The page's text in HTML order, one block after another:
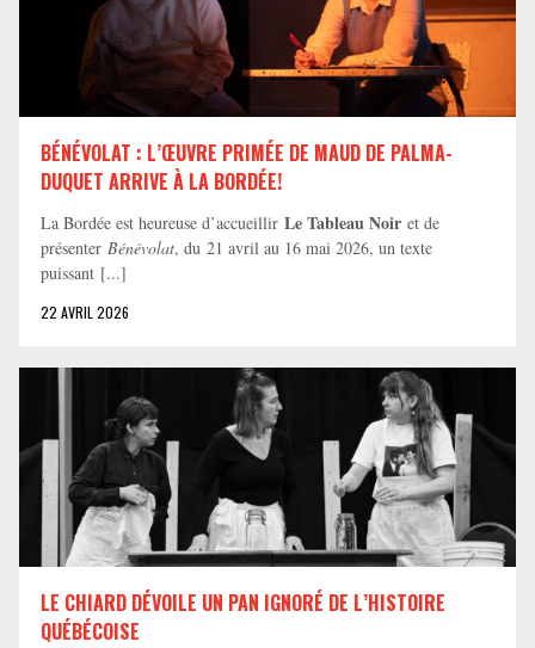
BÉNÉVOLAT : L’ŒUVRE PRIMÉE DE MAUD DE PALMA-
DUQUET ARRIVE À LA BORDÉE!
La Bordée est heureuse d’accueillir Le Tableau Noir et de
présenter Bénévolat, du 21 avril au 16 mai 2026, un texte
puissant [...]
22 AVRIL 2026
LE CHIARD DÉVOILE UN PAN IGNORÉ DE L’HISTOIRE
QUÉBÉCOISE